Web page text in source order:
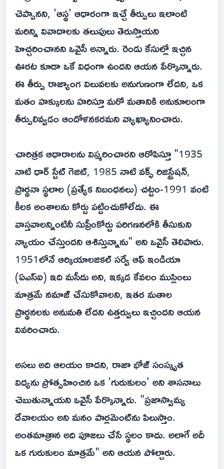
చెప్పానని, 'ఆస్థ' ఆధారంగా ఇచ్చే తీర్పులు ఇలాంటి
మరిన్ని వివాదాలకు తలుపులు తెరుస్తాయని
హెచ్చరించానని ఒవైసీ అన్నారు. రెండు కేసుల్లో ఇచ్చిన
ఊరట కూడా ఒకే విధంగా ఉందని ఆయన పేర్కొన్నారు.
ఈ తీర్పు రాజ్యాంగ విలువలకు అనుగుణంగా లేదని, ఒక
మతం హక్కులను హరిస్తూ మరో మతానికి అనుకూలంగా
తీర్పులివ్వడం ఆందోళనకరమని వ్యాఖ్యానించారు.
చారిత్రక ఆధారాలను విస్మరించారని ఆరోపిస్తూ "1935
నాటి ధార్ స్టేట్ గెజిట్, 1985 నాటి వక్ఫ్ రిజిస్ట్రేషన్,
ప్రార్థనా స్థలాల (ప్రత్యేక నిబంధనలు) చట్టం-1991 వంటి
కీలక అంశాలను కోర్టు పట్టించుకోలేదు. ఈ
వాస్తవాలన్నింటినీ సుప్రీంకోర్టు పరిగణనలోకి తీసుకుని
న్యాయం చేస్తుందని ఆశిస్తున్నాను" అని ఒవైసీ తెలిపారు.
1951లోనే ఆర్కియాలజికల్ సర్వే ఆఫ్ ఇండియా
(ఏఎస్ఐ) ఇది మసీదు అని, ఇక్కడ కేవలం ముస్లింలు
మాత్రమే నమాజ్ చేసుకోవాలని, ఇతర మతాల
ప్రార్థనలకు అనుమతి లేదని ఉత్తర్వులు ఇచ్చిందని ఆయన
వివరించారు.
అసలు అది ఆలయం కాదని, రాజా భోజ్ సంస్కృత
విద్యను ప్రోత్సహించిన ఒక 'గురుకులం' అని శాసనాలు
చెబుతున్నాయని ఒవైసీ పేర్కొన్నారు. "ప్రజాస్వామ్య
దేవాలయం అని మనం పార్లమెంట్‌ను పిలుస్తాం.
అంతమాత్రాన అది పూజలు చేసే స్థలం కాదు. అలాగే అదీ
ఒక గురుకులం మాత్రమే" అని ఆయన పోల్చారు.